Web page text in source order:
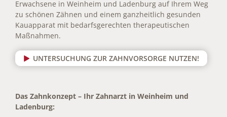
Erwachsene in Weinheim und Ladenburg auf Ihrem Weg
zu schönen Zähnen und einem ganzheitlich gesunden
Kauapparat mit bedarfsgerechten therapeutischen
Maßnahmen.
UNTERSUCHUNG ZUR ZAHNVORSORGE NUTZEN!
Das Zahnkonzept – Ihr Zahnarzt in Weinheim und
Ladenburg: